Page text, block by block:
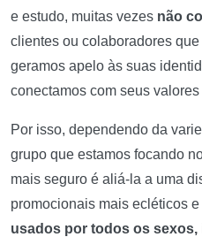
e estudo, muitas vezes não
clientes ou colaboradores
geramos apelo às suas
conectamos com seus
Por isso, dependendo da
grupo que estamos focando
mais seguro é aliá-la a uma
promocionais mais ecléticos
usados por todos os